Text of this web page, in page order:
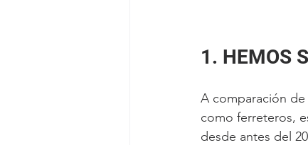
1. HEMOS
A comparación
como ferreteros,
desde antes del